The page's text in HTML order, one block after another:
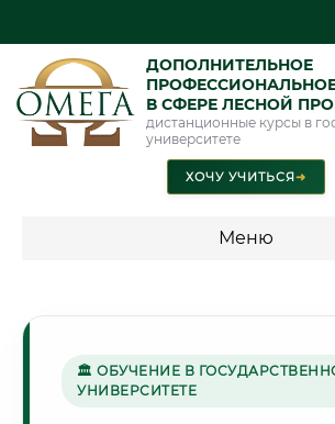
ДОПОЛНИТЕЛЬНОЕ
В СФЕРЕ ЛЕСНОЙ
дистанционные курсы в
университете
ХОЧУ УЧИТЬСЯ➜
Меню
промышленность"
🏛 ОБУЧЕНИЕ В
УНИВЕРСИТЕТЕ